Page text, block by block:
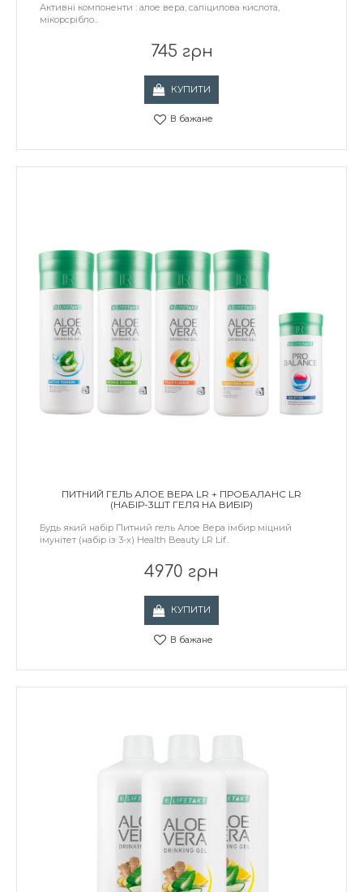
Активні компоненти : алое вера, саліцилова кислота,
мікорсрібло...
745 грн
КУПИТИ
В бажане
ПИТНИЙ ГЕЛЬ АЛОЕ ВЕРА LR + ПРОБАЛАНС LR
(НАБІР-3ШТ ГЕЛЯ НА ВИБІР)
Будь який набір Питний гель Алое Вера імбир міцний
імунітет (набір із 3-х) Health Beauty LR Lif..
4970 грн
КУПИТИ
В бажане